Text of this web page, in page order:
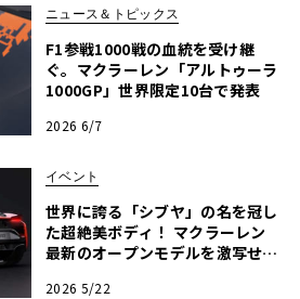
ニュース＆トピックス
F1参戦1000戦の血統を受け継
ぐ。マクラーレン「アルトゥーラ
1000GP」世界限定10台で発表
2026 6/7
イベント
世界に誇る「シブヤ」の名を冠し
た超絶美ボディ！ マクラーレン
最新のオープンモデルを激写せよ
横浜】
2026 5/22